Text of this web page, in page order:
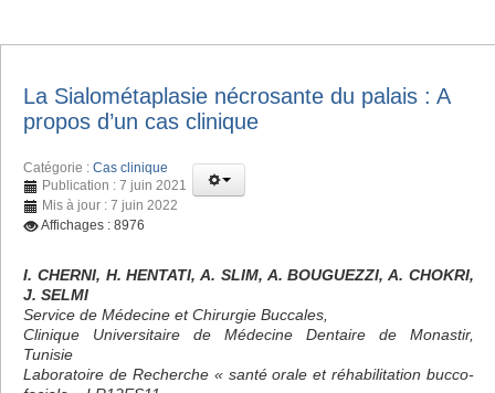
La Sialométaplasie nécrosante du palais : A
propos d’un cas clinique
Catégorie : Cas clinique
Publication : 7 juin 2021
Mis à jour : 7 juin 2022
Affichages : 8976
I. CHERNI, H. HENTATI, A. SLIM, A. BOUGUEZZI, A. CHOKRI,
J. SELMI
Service de Médecine et Chirurgie Buccales,
Clinique Universitaire de Médecine Dentaire de Monastir,
Tunisie
Laboratoire de Recherche « santé orale et réhabilitation bucco-